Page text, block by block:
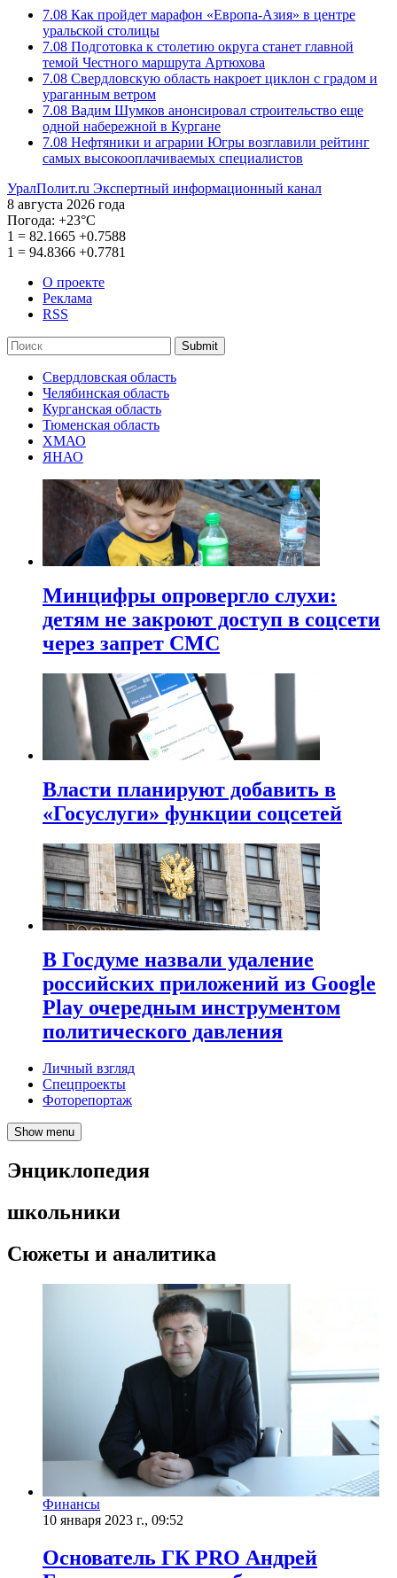
7.08 Как пройдет марафон «Европа-Азия» в центре
уральской столицы
7.08 Подготовка к столетию округа станет главной
темой Честного маршрута Артюхова
7.08 Свердловскую область накроет циклон с градом и
ураганным ветром
7.08 Вадим Шумков анонсировал строительство еще
одной набережной в Кургане
7.08 Нефтяники и аграрии Югры возглавили рейтинг
самых высокооплачиваемых специалистов
УралПолит.ru Экспертный информационный канал
8 августа 2026 года
Погода: +23°С
1 = 82.1665 +0.7588
1 = 94.8366 +0.7781
О проекте
Реклама
RSS
Submit
Свердловская область
Челябинская область
Курганская область
Тюменская область
ХМАО
ЯНАО
Минцифры опровергло слухи:
детям не закроют доступ в соцсети
через запрет СМС
Власти планируют добавить в
«Госуслуги» функции соцсетей
В Госдуме назвали удаление
российских приложений из Google
Play очередным инструментом
политического давления
Личный взгляд
Спецпроекты
Фоторепортаж
Show menu
Энциклопедия
школьники
Сюжеты и аналитика
Финансы
10 января 2023 г., 09:52
Основатель ГК PRO Андрей